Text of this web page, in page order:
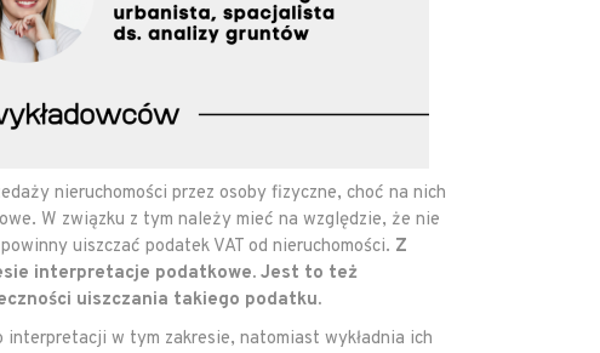
nieruchomości przez osoby fizyczne, choć na nich
W związku z tym należy mieć na względzie, że nie
uiszczać podatek VAT od nieruchomości. Z
interpretacje podatkowe. Jest to też
uiszczania takiego podatku.
w tym zakresie, natomiast wykładnia ich